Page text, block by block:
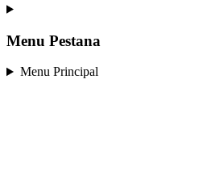
Menu Pestana
Menu Principal